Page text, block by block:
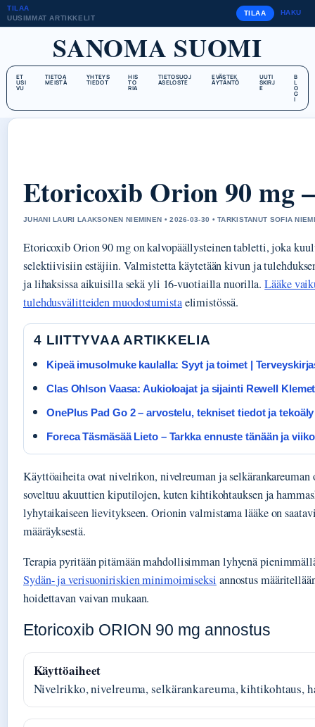
TILAA
UUSIMMAT ARTIKKELIT
TILAA HAKU
SANOMA SUOMI
ET
USI
VU
TIETOA
MEISTÄ
YHTEYS
TIEDOT
HIS
TO
RIA
TIETOSUOJ
ASELOSTE
EVÄSTEK
ÄYTÄNTÖ
UUTI
SKIRJ
E
B
L
O
G
I
Etoricoxib Orion 90 mg
JUHANI LAURI LAAKSONEN NIEMINEN • 2026-03-30 • TARKISTANUT SOFIA NIEMI
Etoricoxib Orion 90 mg on kalvopäällysteinen tabletti, joka
selektiivisiin estäjiin. Valmistetta käytetään kivun ja
ja lihaksissa aikuisilla sekä yli 16-vuotiailla nuorilla.Lääke
tulehdusvälitteiden muodostumistaelimistössä.
4 LIITTYVAA ARTIKKELIA
Kipeä imusolmuke kaulalla: Syyt ja toimet |
Clas Ohlson Vaasa: Aukioloajat ja sijainti Rewell
OnePlus Pad Go 2 – arvostelu, tekniset tiedot ja tekoäly
Foreca Täsmäsää Lieto – Tarkka ennuste tänään ja
Käyttöaiheita ovat nivelrikon, nivelreuman ja
soveltuu akuuttien kiputilojen, kuten kihtikohtauksen ja
lyhytaikaiseen lievitykseen. Orionin valmistama lääke on
määräyksestä.
Terapia pyritään pitämään mahdollisimman lyhyenä
Sydän- ja verisuoniriskien minimoimiseksi annostus
hoidettavan vaivan mukaan.
Etoricoxib ORION 90 mg annostus
Käyttöaiheet
Nivelrikko, nivelreuma, selkärankareuma, kihtikohtaus,